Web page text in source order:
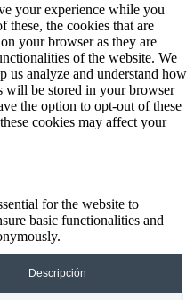
your experience while you
these, the cookies that are
your browser as they are
of the website. We
us analyze and understand how
will be stored in your browser
the option to opt-out of these
cookies may affect your
for the website to
basic functionalities and
Descripción